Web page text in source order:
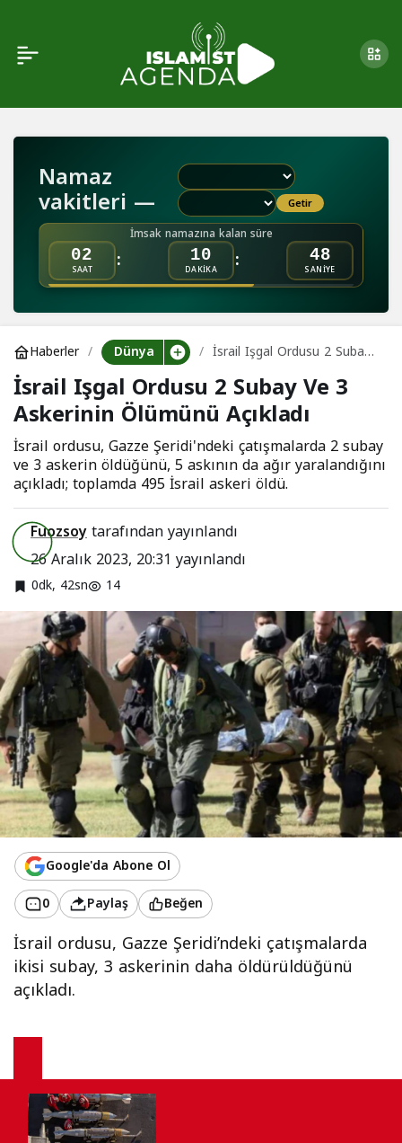
Namaz
vakitleri — Getir
İmsak namazına kalan süre
02
SAAT : 10
DAKİKA : 48
SANİYE
Haberler Dünya
İsrail Işgal Ordusu 2 Subay
Ve 3 Askerinin Ölümünü
Açıkladı
İsrail Işgal Ordusu 2 Subay Ve 3
Askerinin Ölümünü Açıkladı
İsrail ordusu, Gazze Şeridi'ndeki çatışmalarda 2 subay
ve 3 askerin öldüğünü, 5 askının da ağır yaralandığını
açıkladı; toplamda 495 İsrail askeri öldü.
Fuozsoytarafından yayınlandı
26 Aralık 2023, 20:31 yayınlandı
0dk, 42sn 14
Google'da Abone Ol
0
Paylaş Beğen
İsrail ordusu, Gazze Şeridi’ndeki çatışmalarda
ikisi subay, 3 askerinin daha öldürüldüğünü
açıkladı.
Filistinli Sivilleri Alıkoyup
Fotoğraflaması Savaş
Suçu